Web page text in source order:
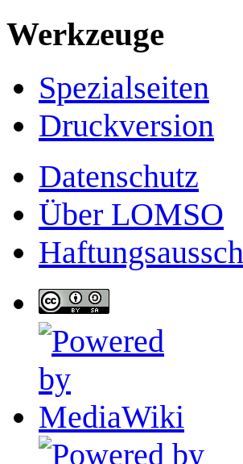
Werkzeuge
Spezialseiten
Druckversion
Datenschutz
Über LOMSO